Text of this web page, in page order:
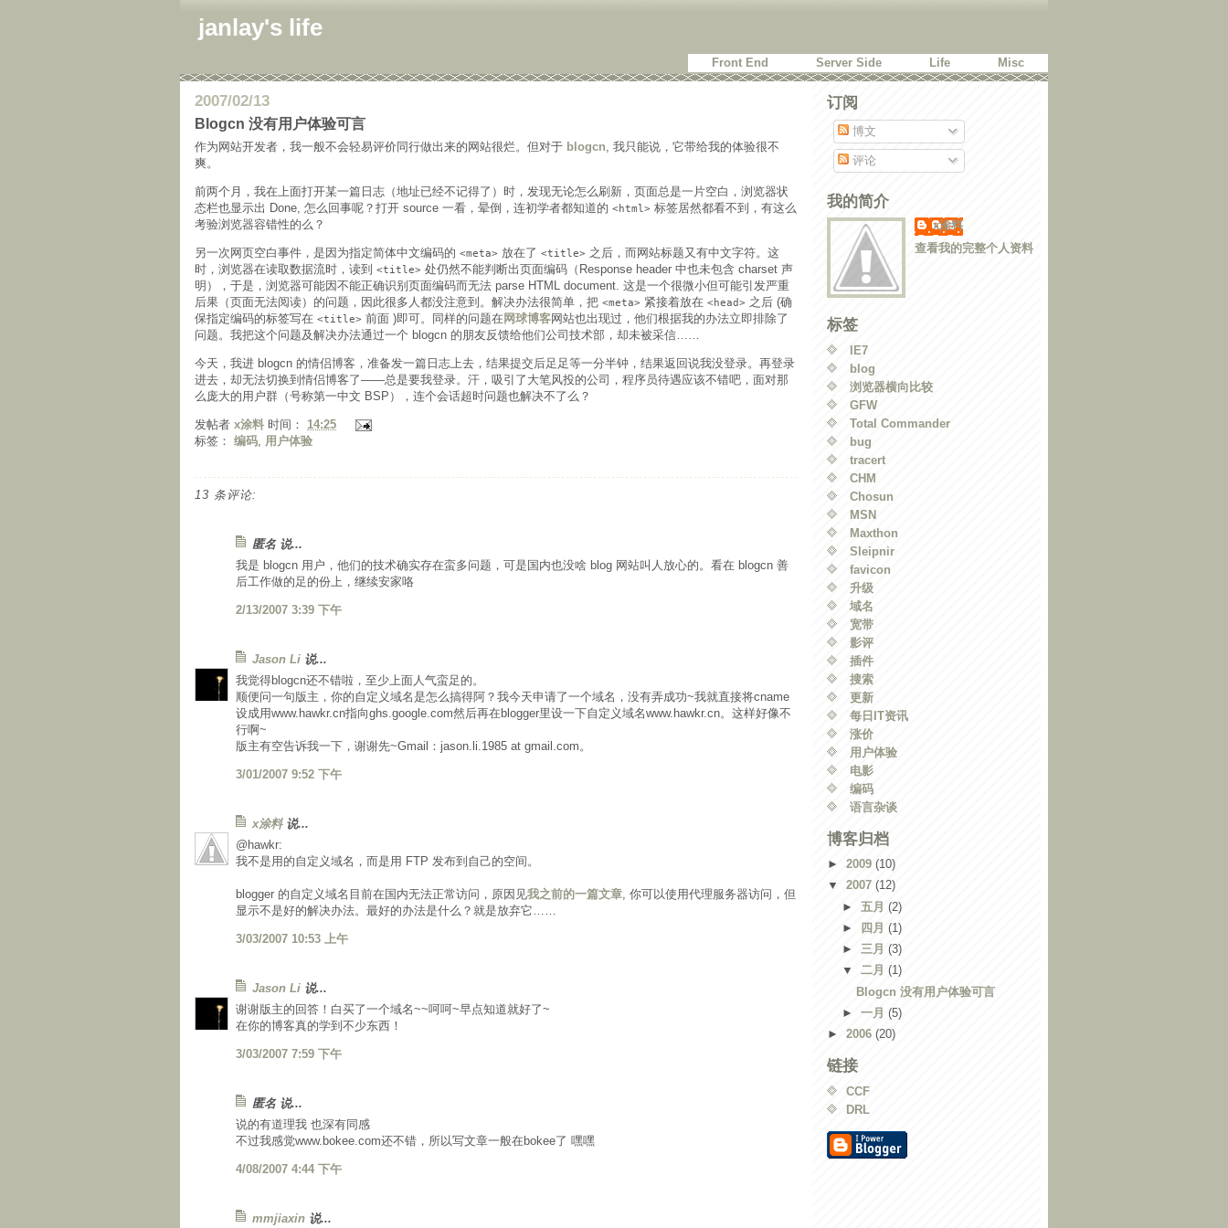
janlay's life
Front End Server Side Life Misc
2007/02/13
Blogcn 没有用户体验可言
作为网站开发者，我一般不会轻易评价同行做出来的网站很烂。但对于 blogcn, 我只能说，它带给我的体验很不
爽。
前两个月，我在上面打开某一篇日志（地址已经不记得了）时，发现无论怎么刷新，页面总是一片空白，浏览器状
态栏也显示出 Done, 怎么回事呢？打开 source 一看，晕倒，连初学者都知道的 <html> 标签居然都看不到，有这么
考验浏览器容错性的么？
另一次网页空白事件，是因为指定简体中文编码的 <meta> 放在了 <title> 之后，而网站标题又有中文字符。这
时，浏览器在读取数据流时，读到 <title> 处仍然不能判断出页面编码（Response header 中也未包含 charset 声
明），于是，浏览器可能因不能正确识别页面编码而无法 parse HTML document. 这是一个很微小但可能引发严重
后果（页面无法阅读）的问题，因此很多人都没注意到。解决办法很简单，把 <meta> 紧接着放在 <head> 之后 (确
保指定编码的标签写在 <title> 前面 )即可。同样的问题在 网球博客网站也出现过，他们根据我的办法立即排除了
问题。我把这个问题及解决办法通过一个 blogcn 的朋友反馈给他们公司技术部，却未被采信……
今天，我进 blogcn 的情侣博客，准备发一篇日志上去，结果提交后足足等一分半钟，结果返回说我没登录。再登录
进去，却无法切换到情侣博客了——总是要我登录。汗，吸引了大笔风投的公司，程序员待遇应该不错吧，面对那
么庞大的用户群（号称第一中文 BSP），连个会话超时问题也解决不了么？
发帖者 x涂料 时间： 14:25
标签： 编码, 用户体验
13 条评论:
匿名 说...
我是 blogcn 用户，他们的技术确实存在蛮多问题，可是国内也没啥 blog 网站叫人放心的。看在 blogcn 善
后工作做的足的份上，继续安家咯
2/13/2007 3:39 下午
Jason Li 说...
我觉得blogcn还不错啦，至少上面人气蛮足的。
顺便问一句版主，你的自定义域名是怎么搞得阿？我今天申请了一个域名，没有弄成功~我就直接将cname
设成用www.hawkr.cn指向ghs.google.com然后再在blogger里设一下自定义域名www.hawkr.cn。这样好像不
行啊~
版主有空告诉我一下，谢谢先~Gmail：jason.li.1985 at gmail.com。
3/01/2007 9:52 下午
x涂料说...
@hawkr:
我不是用的自定义域名，而是用 FTP 发布到自己的空间。
blogger 的自定义域名目前在国内无法正常访问，原因见我之前的一篇文章, 你可以使用代理服务器访问，但
显示不是好的解决办法。最好的办法是什么？就是放弃它……
3/03/2007 10:53 上午
Jason Li 说...
谢谢版主的回答！白买了一个域名~~呵呵~早点知道就好了~
在你的博客真的学到不少东西！
3/03/2007 7:59 下午
匿名 说...
说的有道理我 也深有同感
不过我感觉www.bokee.com还不错，所以写文章一般在bokee了 嘿嘿
4/08/2007 4:44 下午
mmjiaxin 说...
订阅
博文
评论
我的简介
x涂料
查看我的完整个人资料
标签
IE7
blog
浏览器横向比较
GFW
Total Commander
bug
tracert
CHM
Chosun
MSN
Maxthon
Sleipnir
favicon
升级
域名
宽带
影评
插件
搜索
更新
每日IT资讯
涨价
用户体验
电影
编码
语言杂谈
博客归档
► 2009 (10)
▼ 2007 (12)
► 五月 (2)
►
四月 (1)
► 三月 (3)
▼ 二月 (1)
Blogcn 没有用户体验可言
► 一月 (5)
► 2006 (20)
链接
CCF
DRL